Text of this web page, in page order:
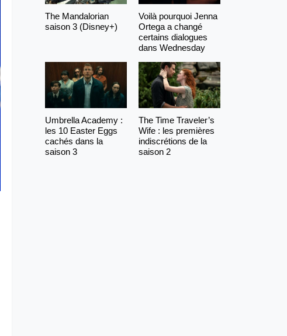
The Mandalorian
saison 3 (Disney+)
Voilà pourquoi Jenna
Ortega a changé
certains dialogues
dans Wednesday
Umbrella Academy :
les 10 Easter Eggs
cachés dans la
saison 3
The Time Traveler’s
Wife : les premières
indiscrétions de la
saison 2